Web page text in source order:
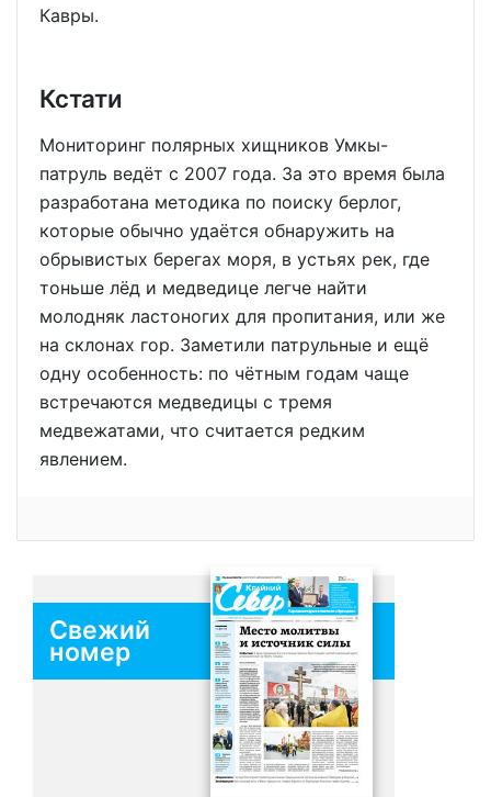
Кавры.
Кстати
Мониторинг полярных хищников Умкы-
патруль ведёт с 2007 года. За это время была
разработана методика по поиску берлог,
которые обычно удаётся обнаружить на
обрывистых берегах моря, в устьях рек, где
тоньше лёд и медведице легче найти
молодняк ластоногих для пропитания, или же
на склонах гор. Заметили патрульные и ещё
одну особенность: по чётным годам чаще
встречаются медведицы с тремя
медвежатами, что считается редким
явлением.
Свежий
номер